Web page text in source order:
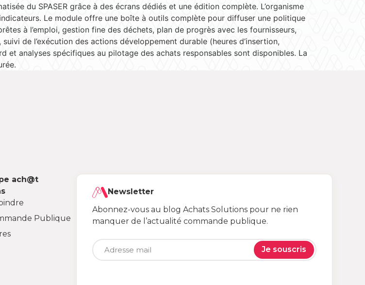
du SPASER grâce à des écrans dédiés et une édition complète. L’organisme
Le module offre une boîte à outils complète pour diffuser une politique
à l’emploi, gestion fine des déchets, plan de progrès avec les fournisseurs,
de l’exécution des actions développement durable (heures d’insertion,
et analyses spécifiques au pilotage des achats responsables sont disponibles. La
ach@t
Publique
Newsletter
Abonnez-vous au blog Achats Solutions pour ne rien
manquer de l’actualité commande publique.
Je souscris